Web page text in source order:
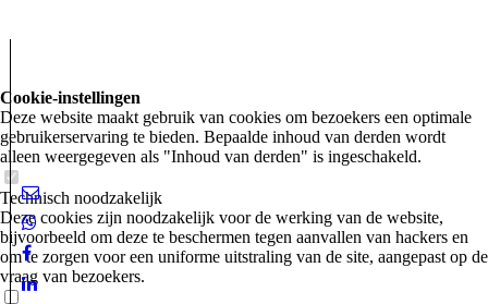
Cookie-instellingen
Deze website maakt gebruik van cookies om bezoekers een optimale
gebruikerservaring te bieden. Bepaalde inhoud van derden wordt
alleen weergegeven als "Inhoud van derden" is ingeschakeld.
Technisch noodzakelijk
Deze cookies zijn noodzakelijk voor de werking van de website,
bijvoorbeeld om deze te beschermen tegen aanvallen van hackers en
om te zorgen voor een uniforme uitstraling van de site, aangepast op de
vraag van bezoekers.